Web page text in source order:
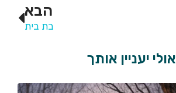
הבא
בת בית
אולי יעניין אותך